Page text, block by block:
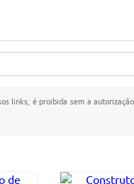
links, é proibida sem a